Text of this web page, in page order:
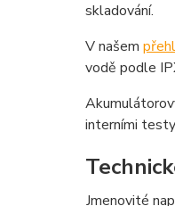
skladování.
V našem
vodě podle
interními
Jmenovité